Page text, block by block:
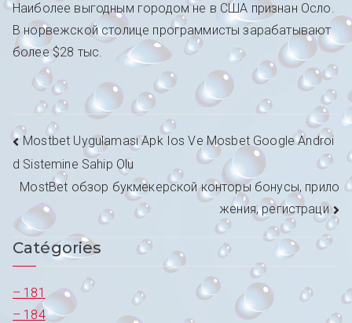
Наиболее выгодным городом не в США признан Осло.
В норвежской столице программисты зарабатывают
более $28 тыс.
Navigation
de
l’article
Mostbet Uygulaması Apk Ios Ve Mosbet Google Androi
d Sistemine Sahip Olu
MostBet обзор букмекерской конторы бонусы, прило
жения, регистраци
Catégories
– 181
– 184